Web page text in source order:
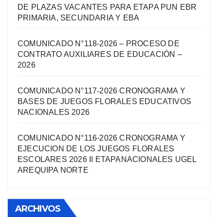
DE PLAZAS VACANTES PARA ETAPA PUN EBR
PRIMARIA, SECUNDARIA Y EBA
COMUNICADO N°118-2026 – PROCESO DE
CONTRATO AUXILIARES DE EDUCACIÓN –
2026
COMUNICADO N°117-2026 CRONOGRAMA Y
BASES DE JUEGOS FLORALES EDUCATIVOS
NACIONALES 2026
COMUNICADO N°116-2026 CRONOGRAMA Y
EJECUCION DE LOS JUEGOS FLORALES
ESCOLARES 2026 II ETAPANACIONALES UGEL
AREQUIPA NORTЕ
ARCHIVOS